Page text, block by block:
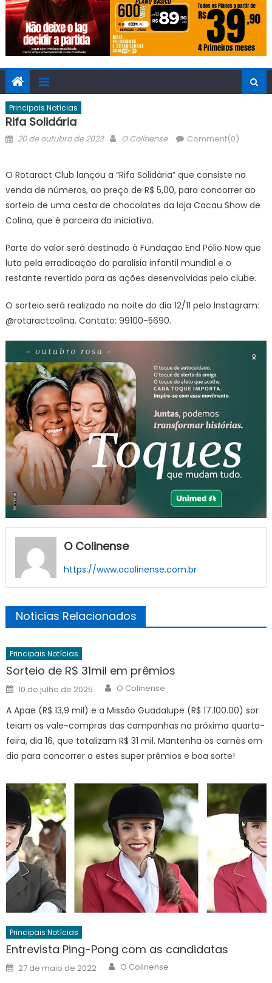
Principais Notícias
Rifa Solidária
Posted
20 de outubro de 2023 Author
O Colinense Comment(0)
O Rotaract Club lançou a “Rifa Solidária” que consiste na
venda de números, ao preço de R$ 5,00, para concorrer ao
sorteio de uma cesta de chocolates da loja Cacau Show de
Colina, que é parceira da iniciativa.
Parte do valor será destinado à Fundação End Pólio Now que
luta pela erradicação da paralisia infantil mundial e o
restante revertido para as ações desenvolvidas pelo clube.
O sorteio será realizado na noite do dia 12/11 pelo Instagram:
@rotaractcolina. Contato: 99100-5690.
O Colinense
https://www.ocolinense.com.br
Noticias Relacionados
Principais Notícias
Sorteio de R$ 31mil em prêmios
Posted
on
10 de julho de 2025 Author
O Colinense
A Apae (R$ 13,9 mil) e a Missão Guadalupe (R$ 17.100.00) sor
teiam os vale-compras das campanhas na próxima quarta-
feira, dia 16, que totalizam R$ 31 mil. Mantenha os carnês em
dia para concorrer a estes super prêmios e boa sorte!
Principais Notícias
Entrevista Ping-Pong com as candidatas
Posted
on
27 de maio de 2022 Author
O Colinense